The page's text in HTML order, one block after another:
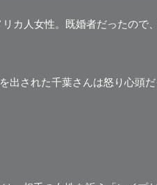
カ人女性。既婚者だったので
された千葉さんは怒り心頭だ